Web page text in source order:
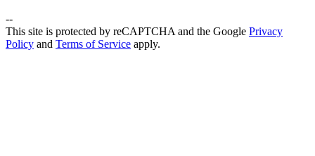
--
This site is protected by reCAPTCHA and the Google Privacy
Policy and Terms of Service apply.